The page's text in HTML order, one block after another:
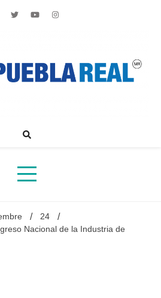
México y el mundo
24
Nacional de la Industria de